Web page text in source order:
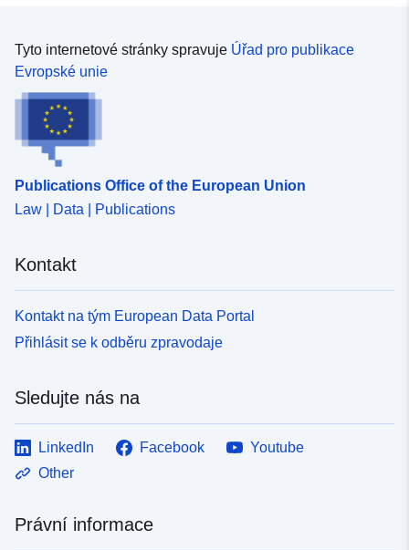
oder natuurdata@natuurpunt.be. Die Veröffentlichung
dieses Datensatzes wird von INBO unterstützt und von
des belgischen Beitrags zu LifeWatch finanziert.
(http://creativecommons.org/publicdomain/zero/1.0/)
öffentlich zugänglich gemacht. Wir würden uns jedoch
(http://www.natuurpunt.be/norms-for-data use) lesen und
befolgen und wenn möglich einen Link zum
ursprünglichen Datensatz
(https://doi.org/10.15468/k2aiak) bereitstellen. Wenn Sie
diese Daten für eine wissenschaftliche Arbeit
verwenden, zitieren Sie bitte den Datensatz nach den
Informationen zu geben oder zu wissen, wie Sie die
Daten verwendet haben, also kontaktieren Sie uns bitte
über die in den Metadaten angegebenen Kontaktdaten
dieses Datensatzes wird von INBO unterstützt und von
des belgischen Beitrags zu LifeWatch finanziert.
Tyto internetové stránky spravuje Úřad pro publikace
Evropské unie
Publications Office of the European Union
Law | Data | Publications
Kontakt
Kontakt na tým European Data Portal
Přihlásit se k odběru zpravodaje
Sledujte nás na
LinkedIn Facebook
Youtube
Other
Právní informace